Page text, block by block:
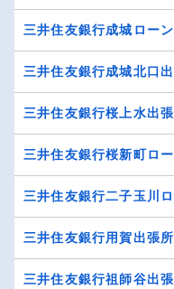
三井住友銀行成城ロー
三井住友銀行成城北口
三井住友銀行桜上水出
三井住友銀行桜新町ロ
三井住友銀行二子玉川
三井住友銀行用賀出張
三井住友銀行祖師谷出